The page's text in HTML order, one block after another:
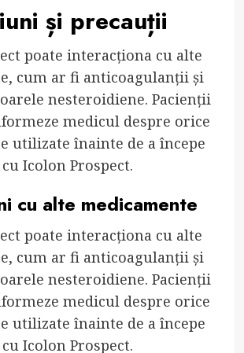
și precauții
poate interacționa cu alte
cum ar fi anticoagulanții și
nesteroidiene. Pacienții
medicul despre orice
utilizate înainte de a începe
Icolon Prospect.
cu alte medicamente
poate interacționa cu alte
cum ar fi anticoagulanții și
nesteroidiene. Pacienții
medicul despre orice
utilizate înainte de a începe
Icolon Prospect.